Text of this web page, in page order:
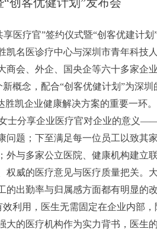
医疗官”签约仪式暨“创客优建计
凯名医诊疗中心与深圳市青年科技
会、外企、国央企等六十多家企业
概念，配合“创客优健计划”为深
凯企业健康解决方案的重要一环。
士分享企业医疗官对企业的意义
题；下至满足每一位员工以致其
外与多家公立医院、健康机构建立
权威的医疗意见与医疗质量把关。
出勤率与归属感方面都有明显的改
利用，医生无需固定在企业内部
大的医疗机构作为实力背书，医生